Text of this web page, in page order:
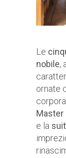
Le
nobile,
ornate
Master
e la